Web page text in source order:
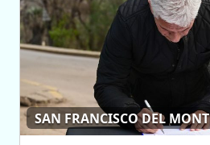
SAN FRANCISCO DEL